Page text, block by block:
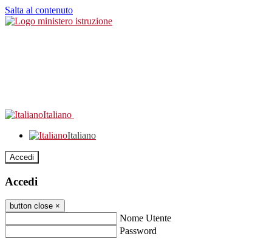
Salta al contenuto
Italiano
Italiano
Accedi
Accedi
button close ×
Nome Utente
Password